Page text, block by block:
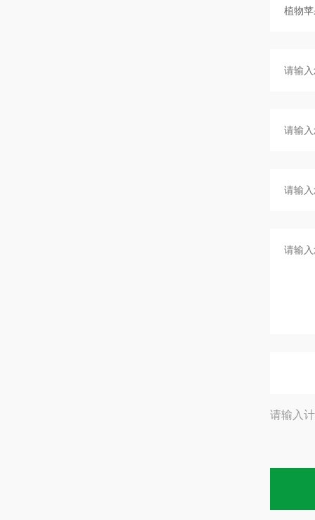
请输入